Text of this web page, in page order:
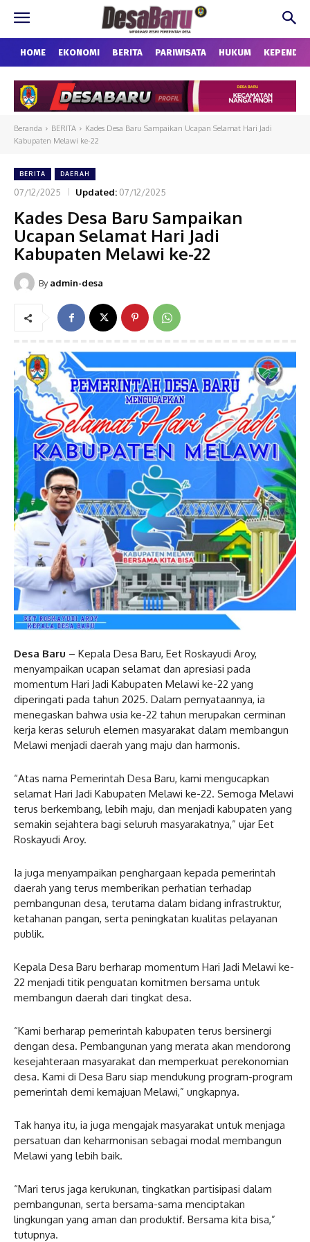
HOME EKONOMI BERITA PARIWISATA HUKUM
Beranda BERITA
Kades Desa Baru Sampaikan Ucapan Selamat Hari Jadi
Kabupaten Melawi ke-22
BERITA DAERAH
07/12/2025 Updated: 07/12/2025
Kades Desa Baru Sampaikan
Ucapan Selamat Hari Jadi
Kabupaten Melawi ke-22
By admin-desa
Desa Baru – Kepala Desa Baru, Eet Roskayudi Aroy,
menyampaikan ucapan selamat dan apresiasi pada
momentum Hari Jadi Kabupaten Melawi ke-22 yang
diperingati pada tahun 2025. Dalam pernyataannya, ia
menegaskan bahwa usia ke-22 tahun merupakan cerminan
kerja keras seluruh elemen masyarakat dalam membangun
Melawi menjadi daerah yang maju dan harmonis.
“Atas nama Pemerintah Desa Baru, kami mengucapkan
selamat Hari Jadi Kabupaten Melawi ke-22. Semoga Melawi
terus berkembang, lebih maju, dan menjadi kabupaten yang
semakin sejahtera bagi seluruh masyarakatnya,” ujar Eet
Roskayudi Aroy.
Ia juga menyampaikan penghargaan kepada pemerintah
daerah yang terus memberikan perhatian terhadap
pembangunan desa, terutama dalam bidang infrastruktur,
ketahanan pangan, serta peningkatan kualitas pelayanan
publik.
Kepala Desa Baru berharap momentum Hari Jadi Melawi ke-
22 menjadi titik penguatan komitmen bersama untuk
membangun daerah dari tingkat desa.
“Kami berharap pemerintah kabupaten terus bersinergi
dengan desa. Pembangunan yang merata akan mendorong
kesejahteraan masyarakat dan memperkuat perekonomian
desa. Kami di Desa Baru siap mendukung program-program
pemerintah demi kemajuan Melawi,” ungkapnya.
Tak hanya itu, ia juga mengajak masyarakat untuk menjaga
persatuan dan keharmonisan sebagai modal membangun
Melawi yang lebih baik.
“Mari terus jaga kerukunan, tingkatkan partisipasi dalam
pembangunan, serta bersama-sama menciptakan
lingkungan yang aman dan produktif. Bersama kita bisa,”
tutupnya.